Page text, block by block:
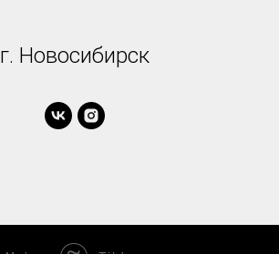
г. Новосибирск